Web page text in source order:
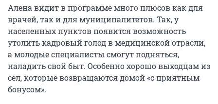
Алена видит в программе много плюсов как для
врачей, так и для муниципалитетов. Так, у
населенных пунктов появится возможность
утолить кадровый голод в медицинской отрасли,
а молодые специалисты смогут подняться,
наладить свой быт. Особенно хорошо выходцам из
сел, которые возвращаются домой «с приятным
бонусом».